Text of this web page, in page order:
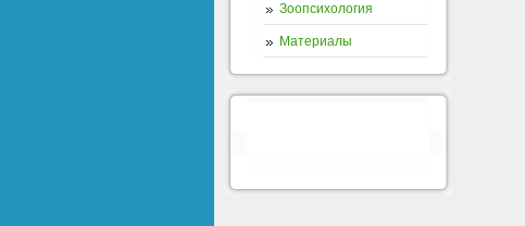
Зоопсихология
Материалы